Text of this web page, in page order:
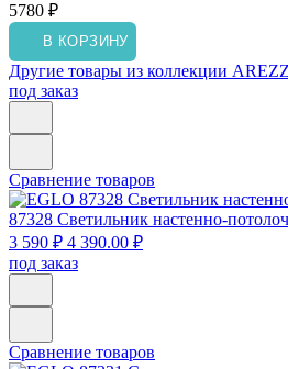
5780 ₽
В КОРЗИНУ
Другие товары из коллекции
под заказ
Сравнение товаров
87328 Светильник настенно-
3 590 ₽ 4 390.00 ₽
под заказ
Сравнение товаров